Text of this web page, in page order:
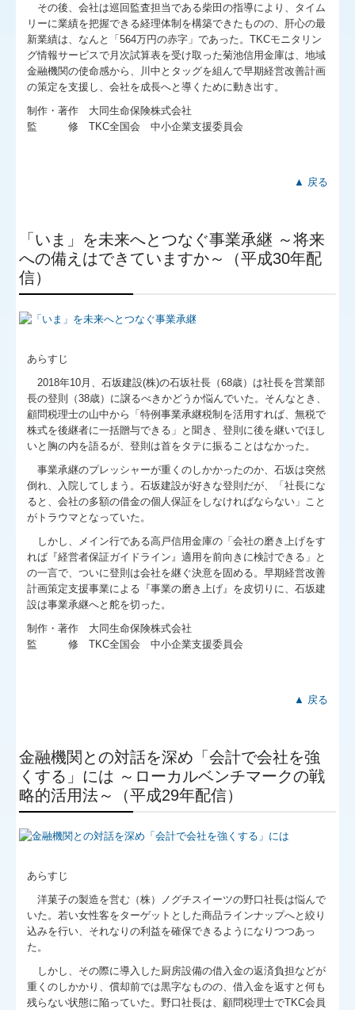
その後、会社は巡回監査担当である柴田の指導により、タイム
リーに業績を把握できる経理体制を構築できたものの、肝心の最
新業績は、なんと「564万円の赤字」であった。TKCモニタリン
グ情報サービスで月次試算表を受け取った菊池信用金庫は、地域
金融機関の使命感から、川中とタッグを組んで早期経営改善計画
の策定を支援し、会社を成長へと導くために動き出す。
制作・著作 大同生命保険株式会社
監 修 TKC全国会 中小企業支援委員会
▲ 戻る
「いま」を未来へとつなぐ事業承継 ～将来
への備えはできていますか～（平成30年配
信）
あらすじ
2018年10月、石坂建設(株)の石坂社長（68歳）は社長を営業部
長の登則（38歳）に譲るべきかどうか悩んでいた。そんなとき、
顧問税理士の山中から「特例事業承継税制を活用すれば、無税で
株式を後継者に一括贈与できる」と聞き、登則に後を継いでほし
いと胸の内を語るが、登則は首をタテに振ることはなかった。
事業承継のプレッシャーが重くのしかかったのか、石坂は突然
倒れ、入院してしまう。石坂建設が好きな登則だが、「社長にな
ると、会社の多額の借金の個人保証をしなければならない」こと
がトラウマとなっていた。
しかし、メイン行である高戸信用金庫の「会社の磨き上げをす
れば『経営者保証ガイドライン』適用を前向きに検討できる」と
の一言で、ついに登則は会社を継ぐ決意を固める。早期経営改善
計画策定支援事業による『事業の磨き上げ』を皮切りに、石坂建
設は事業承継へと舵を切った。
制作・著作 大同生命保険株式会社
監 修 TKC全国会 中小企業支援委員会
▲ 戻る
金融機関との対話を深め「会計で会社を強
くする」には ～ローカルベンチマークの戦
略的活用法～（平成29年配信）
あらすじ
洋菓子の製造を営む（株）ノグチスイーツの野口社長は悩んで
いた。若い女性客をターゲットとした商品ラインナップへと絞り
込みを行い、それなりの利益を確保できるようになりつつあっ
た。
しかし、その際に導入した厨房設備の借入金の返済負担などが
重くのしかかり、償却前では黒字なものの、借入金を返すと何も
残らない状態に陥っていた。野口社長は、顧問税理士でTKC会員